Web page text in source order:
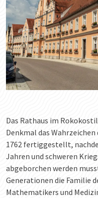
Das Rathaus im
Denkmal das
1762 fertiggestellt,
Jahren und schweren
abgeborchen werden
Generationen die Familie
Mathematikers und